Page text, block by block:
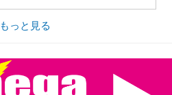
もっと見る